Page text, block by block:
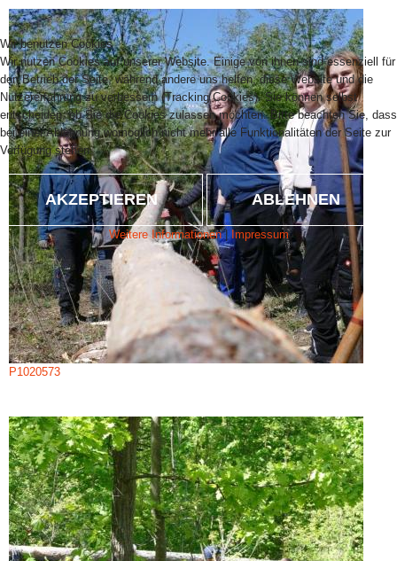
P1020573
Wir benutzen Cookies
Wir nutzen Cookies auf unserer Website. Einige von ihnen sind essenziell für
den Betrieb der Seite, während andere uns helfen, diese Website und die
Nutzererfahrung zu verbessern (Tracking Cookies). Sie können selbst
entscheiden, ob Sie die Cookies zulassen möchten. Bitte beachten Sie, dass
bei einer Ablehnung womöglich nicht mehr alle Funktionalitäten der Seite zur
Verfügung stehen.
AKZEPTIEREN ABLEHNEN
Weitere Informationen|Impressum